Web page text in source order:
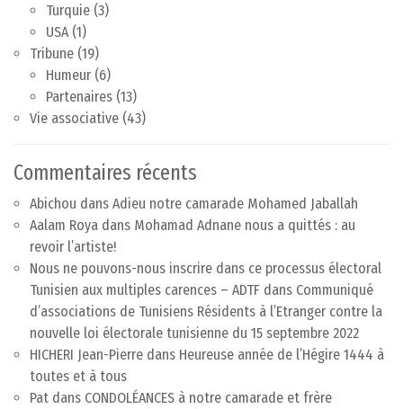
Turquie (3)
USA(1)
Tribune (19)
Humeur (6)
Partenaires (13)
Vie associative (43)
Commentaires récents
Abichou dans Adieu notre camarade Mohamed Jaballah
Aalam Roya dans Mohamad Adnane nous a quittés : au
revoir l’artiste!
Nous ne pouvons-nous inscrire dans ce processus électoral
Tunisien aux multiples carences – ADTF dans Communiqué
d’associations de Tunisiens Résidents à l’Etranger contre la
nouvelle loi électorale tunisienne du 15 septembre 2022
HICHERI Jean-Pierre dans Heureuse année de l’Hégire 1444 à
toutes et à tous
Pat dans CONDOLÉANCES à notre camarade et frère